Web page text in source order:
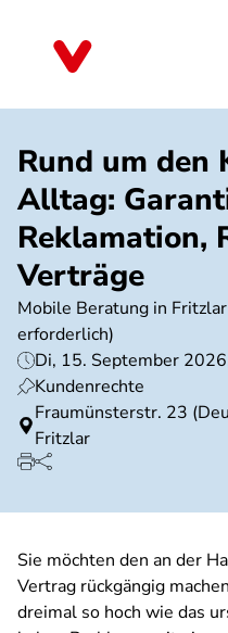
Rund um den
Alltag:
Reklamation,
Verträge
Mobile Beratung in
erforderlich)
Di, 15. September
Kundenrechte
Fraumünsterstr. 23
Fritzlar
Sie möchten den an der
Vertrag rückgängig
dreimal so hoch wie das